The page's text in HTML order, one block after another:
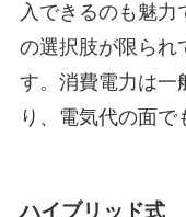
入できるのも魅力
の選択肢が限られ
す。消費電力は一
り、電気代の面で
ハイブリッド式